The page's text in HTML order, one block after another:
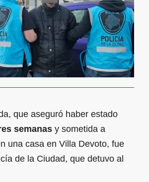
que aseguró haber estado
semanas y sometida a
una casa en Villa Devoto, fue
de la Ciudad, que detuvo al